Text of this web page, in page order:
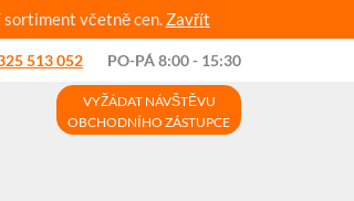
včetně cen. Zavřít
513 052 PO-PÁ 8:00 - 15:30
VYŽÁDAT NÁVŠTĚVU
OBCHODNÍHO ZÁSTUPCE